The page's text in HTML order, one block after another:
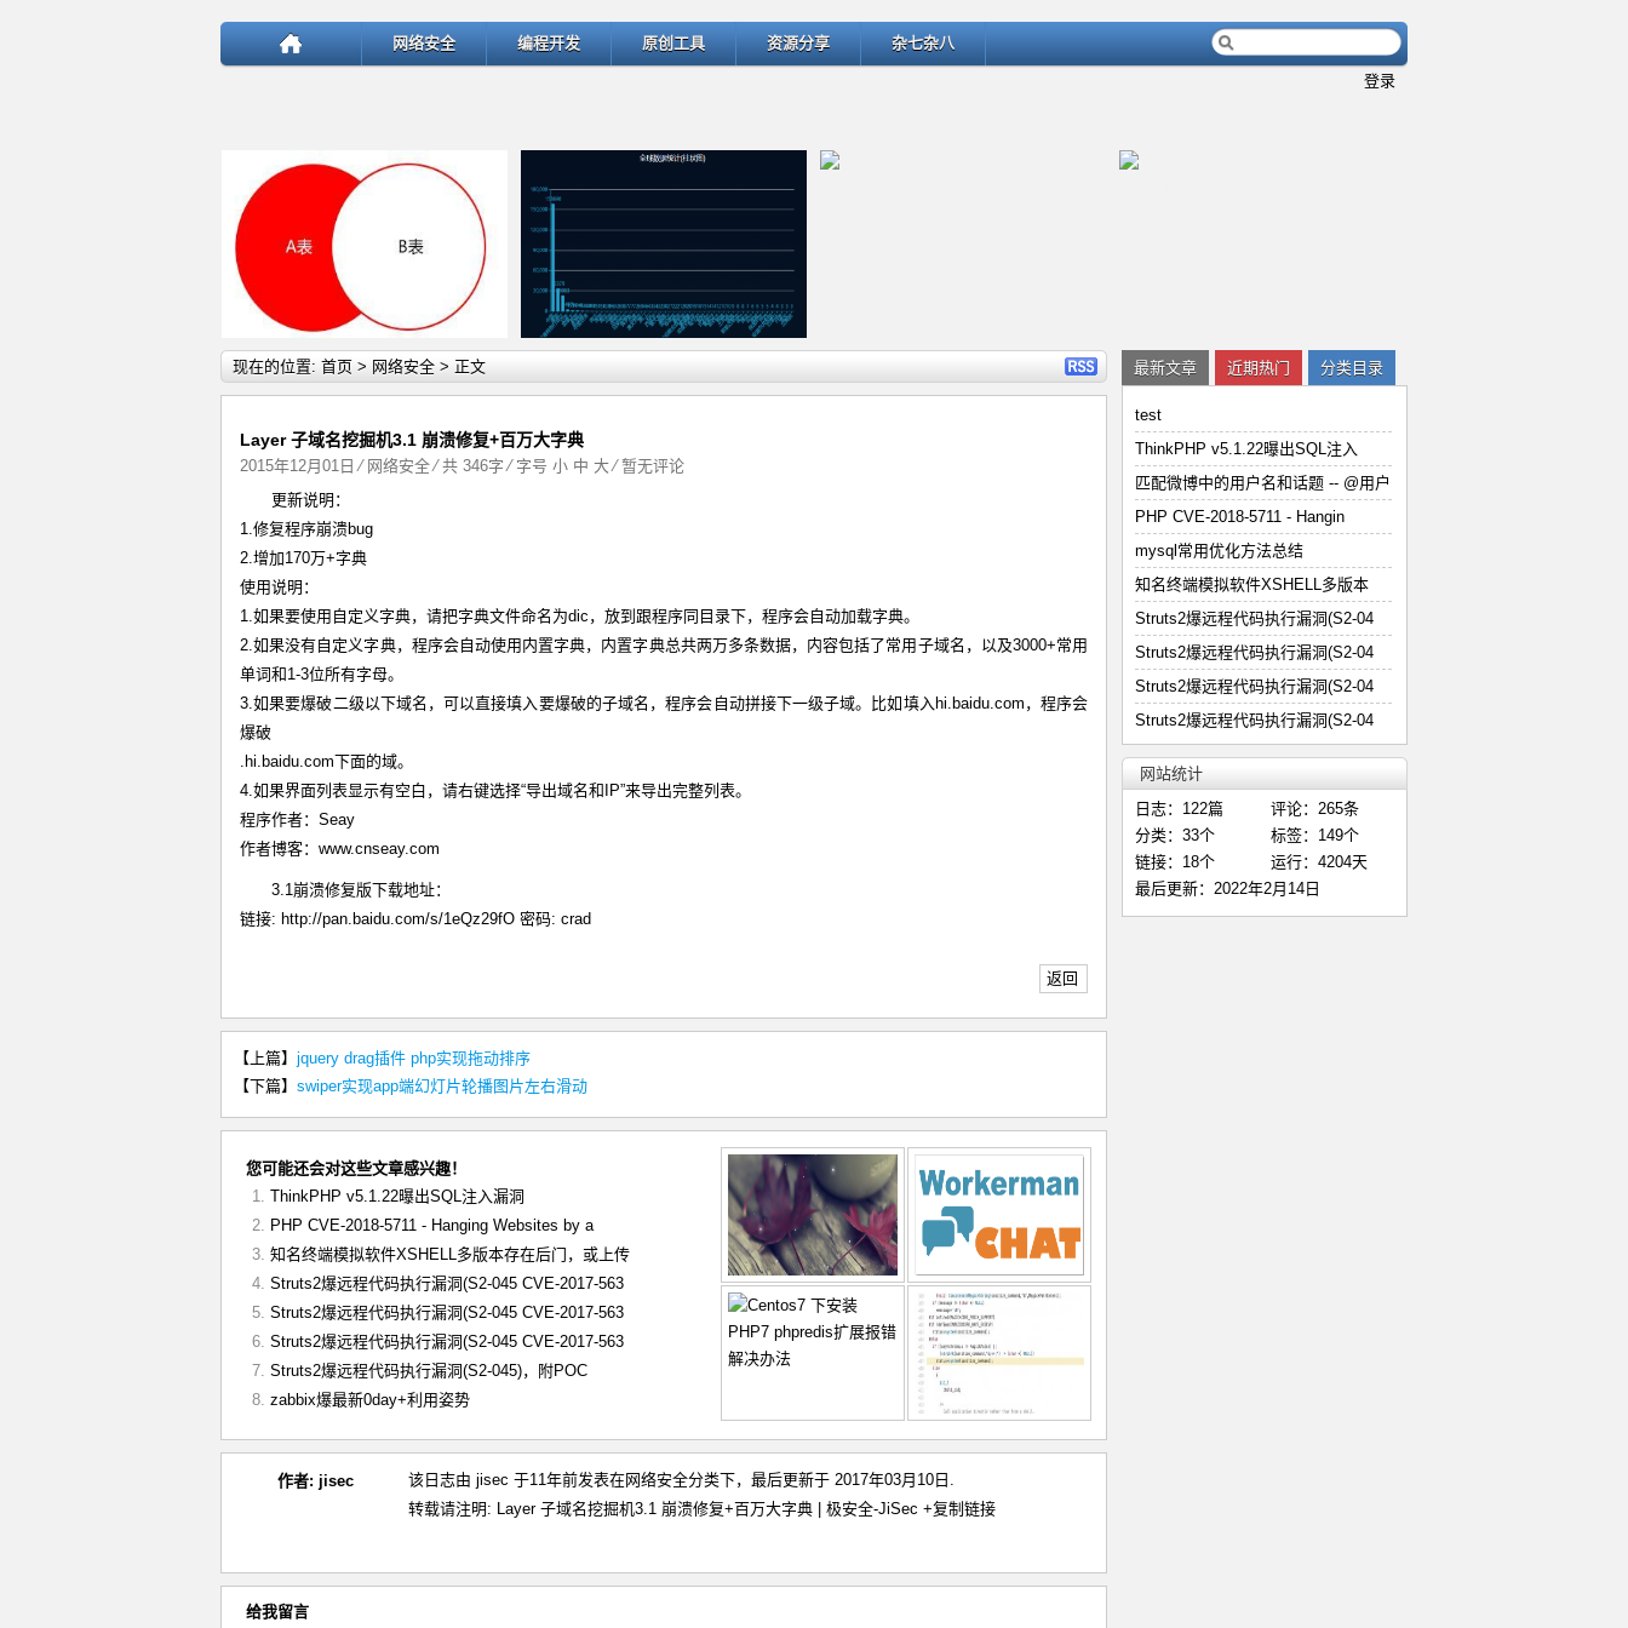
网络安全 编程开发 原创工具 资源分享 杂七杂八
登录
详细内容 详细内容 详细内容 详细内容
PHP CVE-2018-5711 - Han
现在的位置: 首页 > 网络安全 > 正文
Layer 子域名挖掘机3.1 崩溃修复+百万大字典
2015年12月01日 ⁄ 网络安全⁄ 共 346字 ⁄ 字号 小 中 大 ⁄暂无评论
更新说明：
1.修复程序崩溃bug
2.增加170万+字典
使用说明：
1.如果要使用自定义字典，请把字典文件命名为dic，放到跟程序同目录下，程序会自动加载字典。
2.如果没有自定义字典，程序会自动使用内置字典，内置字典总共两万多条数据，内容包括了常用子域名，以及3000+常用
单词和1-3位所有字母。
3.如果要爆破二级以下域名，可以直接填入要爆破的子域名，程序会自动拼接下一级子域。比如填入hi.baidu.com，程序会
爆破
.hi.baidu.com下面的域。
4.如果界面列表显示有空白，请右键选择“导出域名和IP”来导出完整列表。
程序作者：Seay
作者博客：www.cnseay.com
3.1崩溃修复版下载地址：
链接: http://pan.baidu.com/s/1eQz29fO 密码: crad
返回
【上篇】 jquery drag插件 php实现拖动排序
【下篇】 swiper实现app端幻灯片轮播图片左右滑动
您可能还会对这些文章感兴趣！
ThinkPHP v5.1.22曝出SQL注入漏洞
PHP CVE-2018-5711 - Hanging Websites by a
知名终端模拟软件XSHELL多版本存在后门，或上传
Struts2爆远程代码执行漏洞(S2-045 CVE-2017-563
Struts2爆远程代码执行漏洞(S2-045 CVE-2017-563
Struts2爆远程代码执行漏洞(S2-045 CVE-2017-563
Struts2爆远程代码执行漏洞(S2-045)，附POC
zabbix爆最新0day+利用姿势
作者: jisec 该日志由 jisec 于11年前发表在网络安全分类下，最后更新于 2017年03月10日.
转载请注明: Layer 子域名挖掘机3.1 崩溃修复+百万大字典 | 极安全-JiSec +复制链接
给我留言
最新文章 近期热门 分类目录
test
ThinkPHP v5.1.22曝出SQL注入
匹配微博中的用户名和话题 -- @用户
PHP CVE-2018-5711 - Hangin
mysql常用优化方法总结
知名终端模拟软件XSHELL多版本
Struts2爆远程代码执行漏洞(S2-04
Struts2爆远程代码执行漏洞(S2-04
Struts2爆远程代码执行漏洞(S2-04
Struts2爆远程代码执行漏洞(S2-04
网站统计
日志：122篇
评论：265条
分类：33个
标签：149个
链接：18个
运行：4204天
最后更新：2022年2月14日